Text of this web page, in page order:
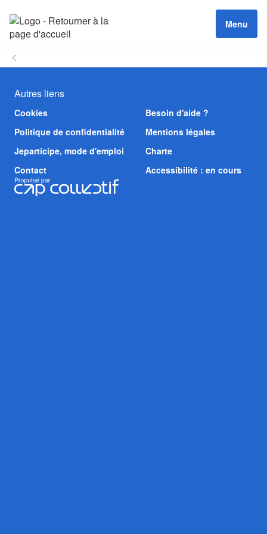
Menu
Autres liens
Cookies
Besoin d'aide ?
Politique de confidentialité
Mentions légales
Jeparticipe, mode d'emploi
Charte
Contact
Accessibilité : en cours